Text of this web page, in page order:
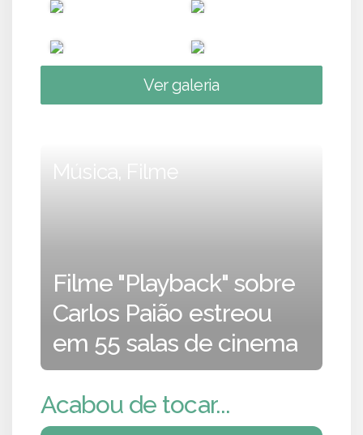
Ver galeria
Música, Filme
Filme "Playback" sobre
Carlos Paião estreou
em 55 salas de cinema
Acabou de tocar...